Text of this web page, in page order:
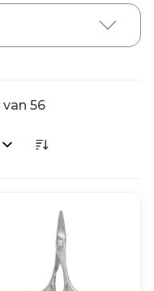
van 56